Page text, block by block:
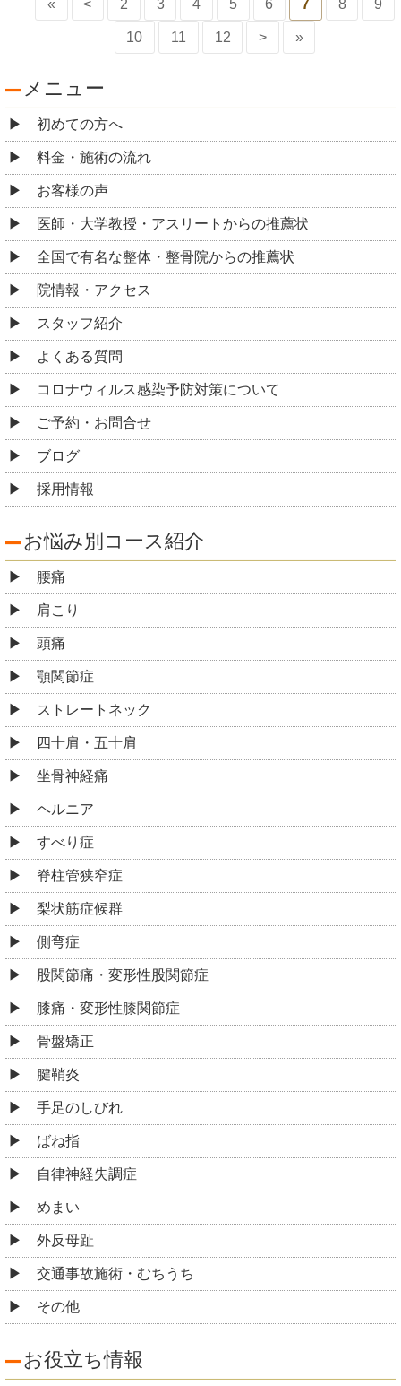
« < 2 3 4 5 6 7 8 9
10 11 12 > »
メニュー
初めての方へ
料金・施術の流れ
お客様の声
医師・大学教授・アスリートからの推薦状
全国で有名な整体・整骨院からの推薦状
院情報・アクセス
スタッフ紹介
よくある質問
コロナウィルス感染予防対策について
ご予約・お問合せ
ブログ
採用情報
お悩み別コース紹介
腰痛
肩こり
頭痛
顎関節症
ストレートネック
四十肩・五十肩
坐骨神経痛
ヘルニア
すべり症
脊柱管狭窄症
梨状筋症候群
側弯症
股関節痛・変形性股関節症
膝痛・変形性膝関節症
骨盤矯正
腱鞘炎
手足のしびれ
ばね指
自律神経失調症
めまい
外反母趾
交通事故施術・むちうち
その他
お役立ち情報